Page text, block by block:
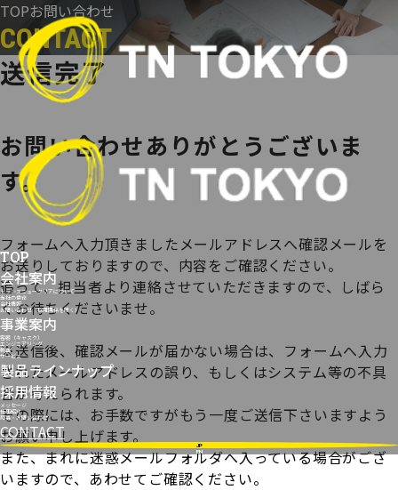
コ
ン
テ
ン
ス
キ
ッ
TOP
会社案内
トランスニュークリアについて
当社の使命
会社情報
お問い合わせ（採用関係を除く）
事業案内
容器（キャスク）
エンジニアリング
輸送
サービス
製品ラインナップ
採用情報
メッセージ
仕事紹介
応募・お問い合わせ
CONTACT
JP
EN
TOPお問い合わせ
CONTACT
送信完了
お問い合わせありがとうございま
す。
フォームへ入力頂きましたメールアドレスへ確認メールを
お送りしておりますので、内容をご確認ください。
追って、担当者より連絡させていただきますので、しばら
くお待ちくださいませ。
※送信後、確認メールが届かない場合は、フォームへ入力
されたメールアドレスの誤り、もしくはシステム等の不具
合が考えられます。
その際には、お手数ですがもう一度ご送信下さいますよう
お願い申し上げます。
また、まれに迷惑メールフォルダへ入っている場合がござ
いますので、あわせてご確認ください。